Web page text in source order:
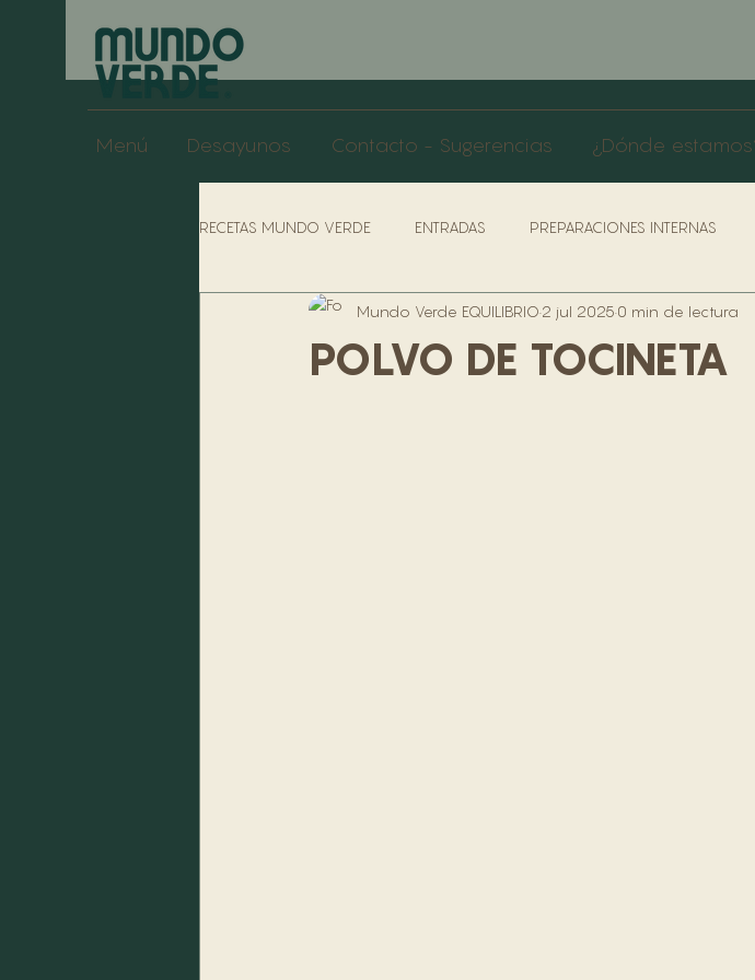
Menú Desayunos Contacto - Sugerencias ¿Dónde
RECETAS MUNDO VERDE ENTRADAS PREPARACIONES INTERNAS
POLÍTICAS COCINAS POLÍTICAS & PROTOCOLO SERVICIO
POLVO DE TOCINETA
Mundo Verde EQUILIBRIO 2 jul 2025 0 min de lectura